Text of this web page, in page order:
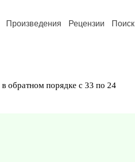
Произведения Рецензии Поиск
обратном порядке с 33 по 24